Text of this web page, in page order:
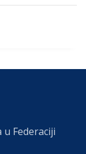
Federaciji